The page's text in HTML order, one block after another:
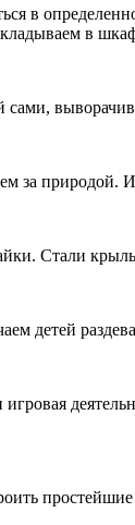
в
в
сами,
за природой.
Стали
детей
игровая